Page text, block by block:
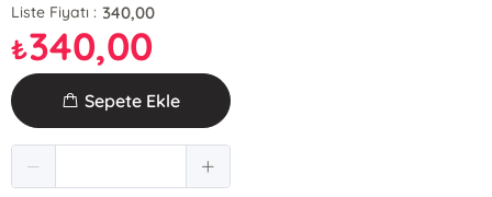
Liste Fiyatı : 340,00
₺340,00
Sepete Ekle